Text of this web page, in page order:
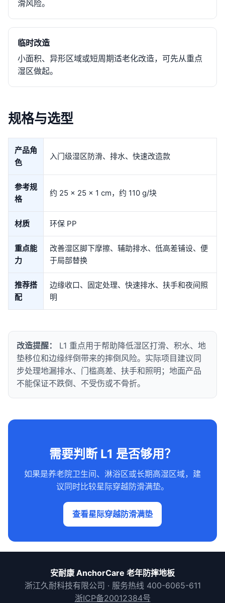
滑风险。
临时改造
小面积、异形区域或短周期适老化改造，可先从重点
湿区做起。
规格与选型
产品角
色
入门级湿区防滑、排水、快速改造款
参考规
格
约 25 × 25 × 1 cm，约 110 g/块
材质 环保 PP
重点能
力
改善湿区脚下摩擦、辅助排水、低高差铺设、便
于局部替换
推荐搭
配
边缘收口、固定处理、快速排水、扶手和夜间照
明
改造提醒：
L1 重点用于帮助降低湿区打滑、积水、地
垫移位和边缘绊倒带来的摔倒风险。实际项目建议同
步处理地漏排水、门槛高差、扶手和照明；地面产品
不能保证不跌倒、不受伤或不骨折。
需要判断 L1 是否够用？
如果是养老院卫生间、淋浴区或长期高湿区域，建
议同时比较星际穿越防滑满垫。
查看星际穿越防滑满垫
安耐康 AnchorCare 老年防摔地板
浙江久耐科技有限公司 · 服务热线 400-6065-611
浙ICP备20012384号